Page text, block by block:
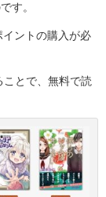
す。
ントの購入が必
ことで、無料で読